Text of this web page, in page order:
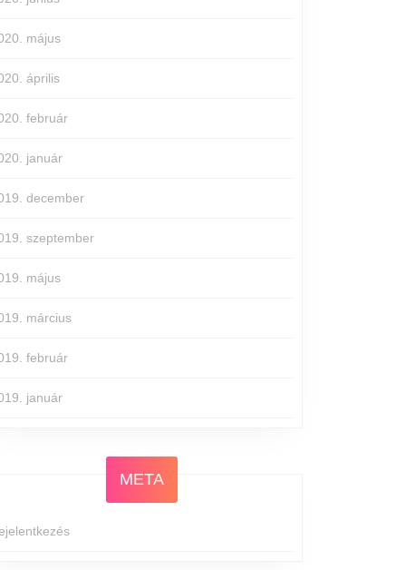
május
április
február
január
december
szeptember
május
március
február
január
META